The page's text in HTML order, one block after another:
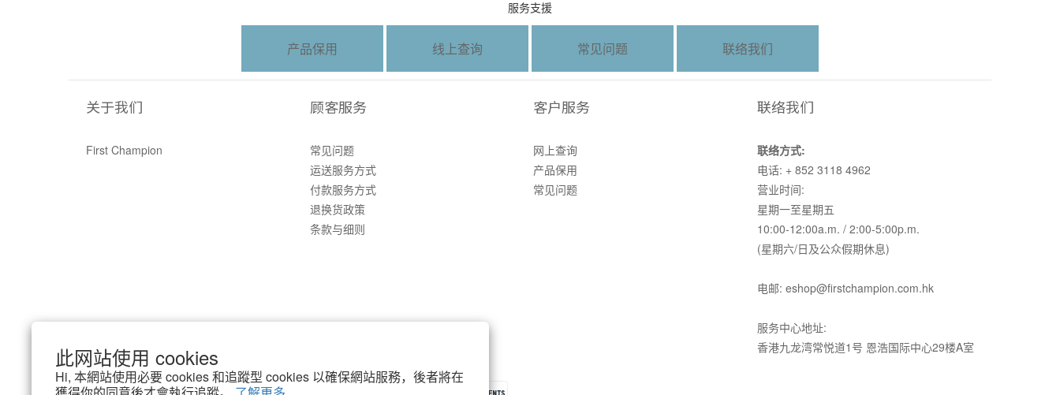
此网站使用 cookies
Hi, 本網站使用必要 cookies 和追蹤型 cookies 以確保網站服務，後者將在
服务支援
产品保用 线上查询 常见问题 联络我们
关于我们
First Champion
顾客服务
常见问题
运送服务方式
付款服务方式
退换货政策
条款与细则
客户服务
网上查询
产品保用
常见问题
联络我们
联络方式:
电话: + 852 3118 4962
营业时间:
星期一至星期五
10:00-12:00a.m. / 2:00-5:00p.m.
(星期六/日及公众假期休息)
电邮: eshop@firstchampion.com.hk
服务中心地址:
香港九龙湾常悦道1号 恩浩国际中心29楼A室